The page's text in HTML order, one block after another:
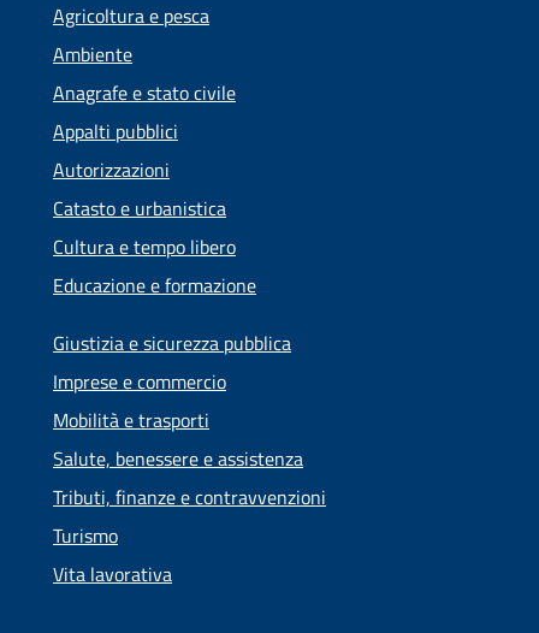
Agricoltura e pesca
Ambiente
Anagrafe e stato civile
Appalti pubblici
Autorizzazioni
Catasto e urbanistica
Cultura e tempo libero
Educazione e formazione
Giustizia e sicurezza pubblica
Imprese e commercio
Mobilità e trasporti
Salute, benessere e assistenza
Tributi, finanze e contravvenzioni
Turismo
Vita lavorativa